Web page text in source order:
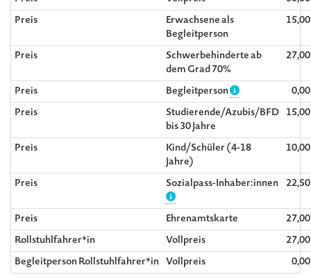
Preis
Erwachsene als
Begleitperson
Preis
Schwerbehinderte ab
dem Grad 70%
Preis Begleitperson
Preis
Studierende/Azubis/BFD
bis 30 Jahre
Preis
Kind/Schüler (4-18
Jahre)
Preis Sozialpass-Inhaber:innen
Preis Ehrenamtskarte
Rollstuhlfahrer*in
Vollpreis
Begleitperson Rollstuhlfahrer*in
Vollpreis